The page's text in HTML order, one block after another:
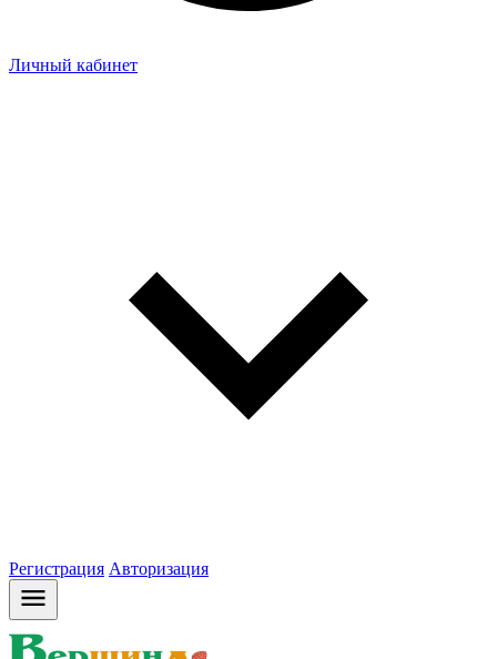
Личный кабинет
Регистрация Авторизация